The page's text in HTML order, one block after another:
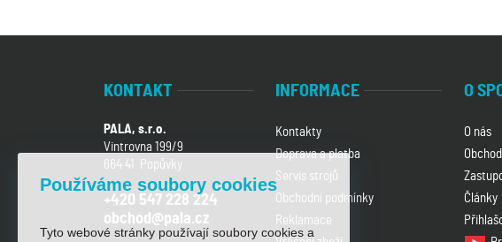
KONTAKT
PALA, s.r.o.
Vintrovna 199/9
664 41 Popůvky
+420 547 228 224
obchod@pala.cz
INFORMACE
Kontakty
Doprava a platba
Servis strojů
Obchodní podmínky
Reklamace
O
O nás
Články
Používáme soubory cookies
Tyto webové stránky používají soubory cookies a